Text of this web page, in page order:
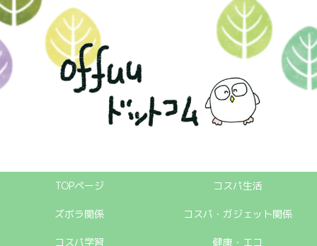
TOPページ コスパ生活
ズボラ関係 コスパ・ガジェット関係
コスパ学習 健康・エコ